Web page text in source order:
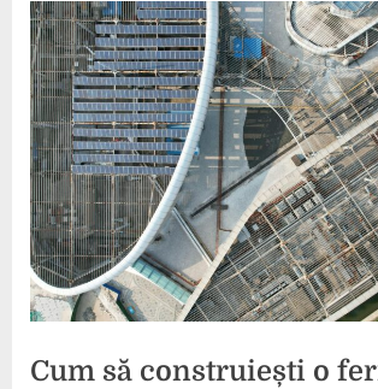
Cum să construiești o